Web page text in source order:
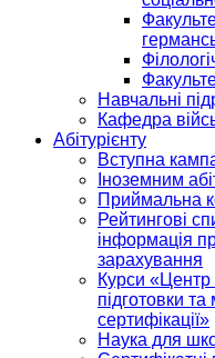
Навчальні
Кафедра
Абітурієнту
Вступна
Іноземним
Приймальна
Рейтингові
інформація
зарахування
Курси «Центр
підготовки та
сертифікації»
Наука для